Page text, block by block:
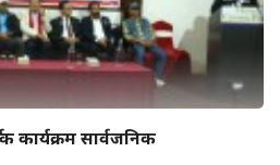
कार्यक्रम सार्वजनिक